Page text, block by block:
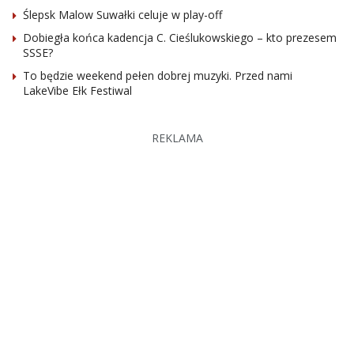
Ślepsk Malow Suwałki celuje w play-off
Dobiegła końca kadencja C. Cieślukowskiego – kto prezesem
SSSE?
To będzie weekend pełen dobrej muzyki. Przed nami
LakeVibe Ełk Festiwal
REKLAMA